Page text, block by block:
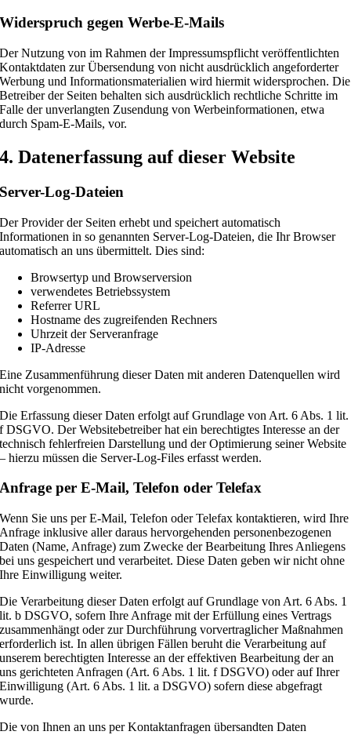
Widerspruch gegen Werbe-E-Mails
Der Nutzung von im Rahmen der Impressumspflicht veröffentlichten
Kontaktdaten zur Übersendung von nicht ausdrücklich angeforderter
Werbung und Informationsmaterialien wird hiermit widersprochen. Die
Betreiber der Seiten behalten sich ausdrücklich rechtliche Schritte im
Falle der unverlangten Zusendung von Werbeinformationen, etwa
durch Spam-E-Mails, vor.
4. Datenerfassung auf dieser Website
Server-Log-Dateien
Der Provider der Seiten erhebt und speichert automatisch
Informationen in so genannten Server-Log-Dateien, die Ihr Browser
automatisch an uns übermittelt. Dies sind:
Browsertyp und Browserversion
verwendetes Betriebssystem
Referrer URL
Hostname des zugreifenden Rechners
Uhrzeit der Serveranfrage
IP-Adresse
Eine Zusammenführung dieser Daten mit anderen Datenquellen wird
nicht vorgenommen.
Die Erfassung dieser Daten erfolgt auf Grundlage von Art. 6 Abs. 1 lit.
f DSGVO. Der Websitebetreiber hat ein berechtigtes Interesse an der
technisch fehlerfreien Darstellung und der Optimierung seiner Website
– hierzu müssen die Server-Log-Files erfasst werden.
Anfrage per E-Mail, Telefon oder Telefax
Wenn Sie uns per E-Mail, Telefon oder Telefax kontaktieren, wird Ihre
Anfrage inklusive aller daraus hervorgehenden personenbezogenen
Daten (Name, Anfrage) zum Zwecke der Bearbeitung Ihres Anliegens
bei uns gespeichert und verarbeitet. Diese Daten geben wir nicht ohne
Ihre Einwilligung weiter.
Die Verarbeitung dieser Daten erfolgt auf Grundlage von Art. 6 Abs. 1
lit. b DSGVO, sofern Ihre Anfrage mit der Erfüllung eines Vertrags
zusammenhängt oder zur Durchführung vorvertraglicher Maßnahmen
erforderlich ist. In allen übrigen Fällen beruht die Verarbeitung auf
unserem berechtigten Interesse an der effektiven Bearbeitung der an
uns gerichteten Anfragen (Art. 6 Abs. 1 lit. f DSGVO) oder auf Ihrer
Einwilligung (Art. 6 Abs. 1 lit. a DSGVO) sofern diese abgefragt
wurde.
Die von Ihnen an uns per Kontaktanfragen übersandten Daten